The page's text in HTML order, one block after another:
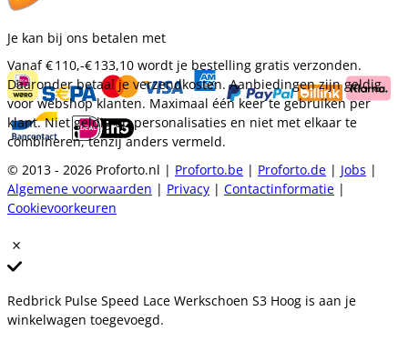
Je kan bij ons betalen met
Vanaf€ 110,-€ 133,10 wordt je bestelling gratis verzonden.
Daaronder betaal je verzendkosten. Aanbiedingen zijn geldig
voor webshop klanten. Maximaal één keer te gebruiken per
klant. Niet geldig op personalisaties en niet met elkaar te
combineren, tenzij anders vermeld.
© 2013 - 2026 Proforto.nl | Proforto.be | Proforto.de | Jobs |
Algemene voorwaarden | Privacy | Contactinformatie |
Cookievoorkeuren
Redbrick Pulse Speed Lace Werkschoen S3 Hoog is aan je
winkelwagen toegevoegd.